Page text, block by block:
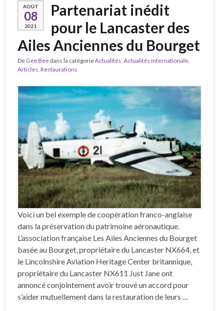
AOÛT
08
2021
Partenariat inédit
pour le Lancaster des
Ailes Anciennes du Bourget
De Gee Bee dans la catégorieActualités Actualités internationale
Articles Restaurations
Voici un bel exemple de coopération franco-anglaise
dans la préservation du patrimoine aéronautique.
L’association française Les Ailes Anciennes du Bourget
basée au Bourget, propriétaire du Lancaster NX664, et
le Lincolnshire Aviation Heritage Center britannique,
propriétaire du Lancaster NX611 Just Jane ont
annoncé conjointement avoir trouvé un accord pour
s’aider mutuellement dans la restauration de leurs …